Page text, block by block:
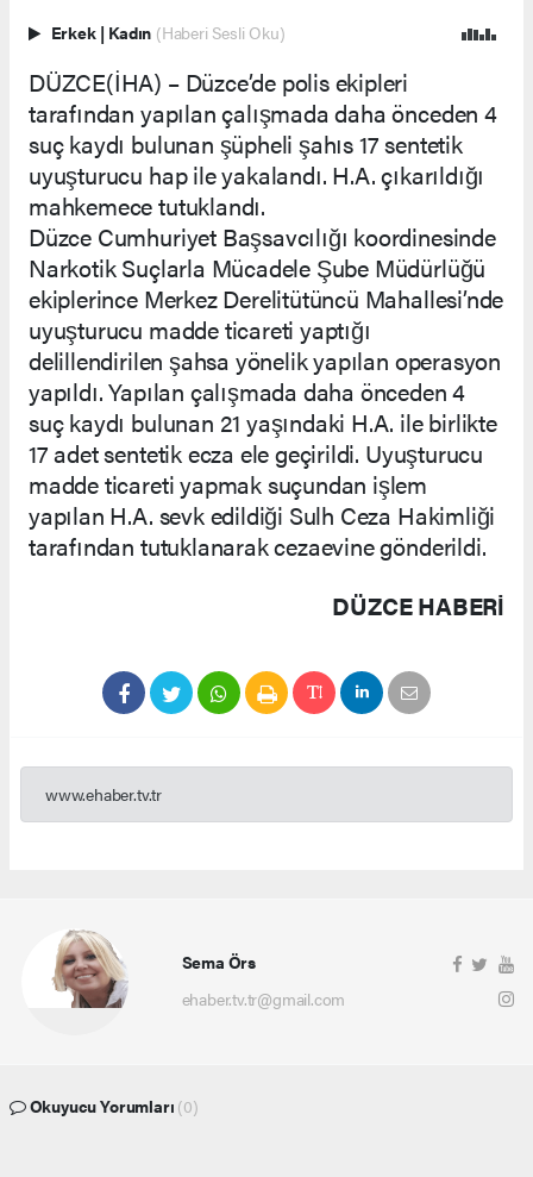
Erkek | Kadın (Haberi Sesli Oku)
DÜZCE(İHA) – Düzce’de polis ekipleri
tarafından yapılan çalışmada daha önceden 4
suç kaydı bulunan şüpheli şahıs 17 sentetik
uyuşturucu hap ile yakalandı. H.A. çıkarıldığı
mahkemece tutuklandı.
Düzce Cumhuriyet Başsavcılığı koordinesinde
Narkotik Suçlarla Mücadele Şube Müdürlüğü
ekiplerince Merkez Derelitütüncü Mahallesi’nde
uyuşturucu madde ticareti yaptığı
delillendirilen şahsa yönelik yapılan operasyon
yapıldı. Yapılan çalışmada daha önceden 4
suç kaydı bulunan 21 yaşındaki H.A. ile birlikte
17 adet sentetik ecza ele geçirildi. Uyuşturucu
madde ticareti yapmak suçundan işlem
yapılan H.A. sevk edildiği Sulh Ceza Hakimliği
tarafından tutuklanarak cezaevine gönderildi.
DÜZCE HABERİ
www.ehaber.tv.tr
Sema Örs
ehaber.tv.tr@gmail.com
Okuyucu Yorumları (0)